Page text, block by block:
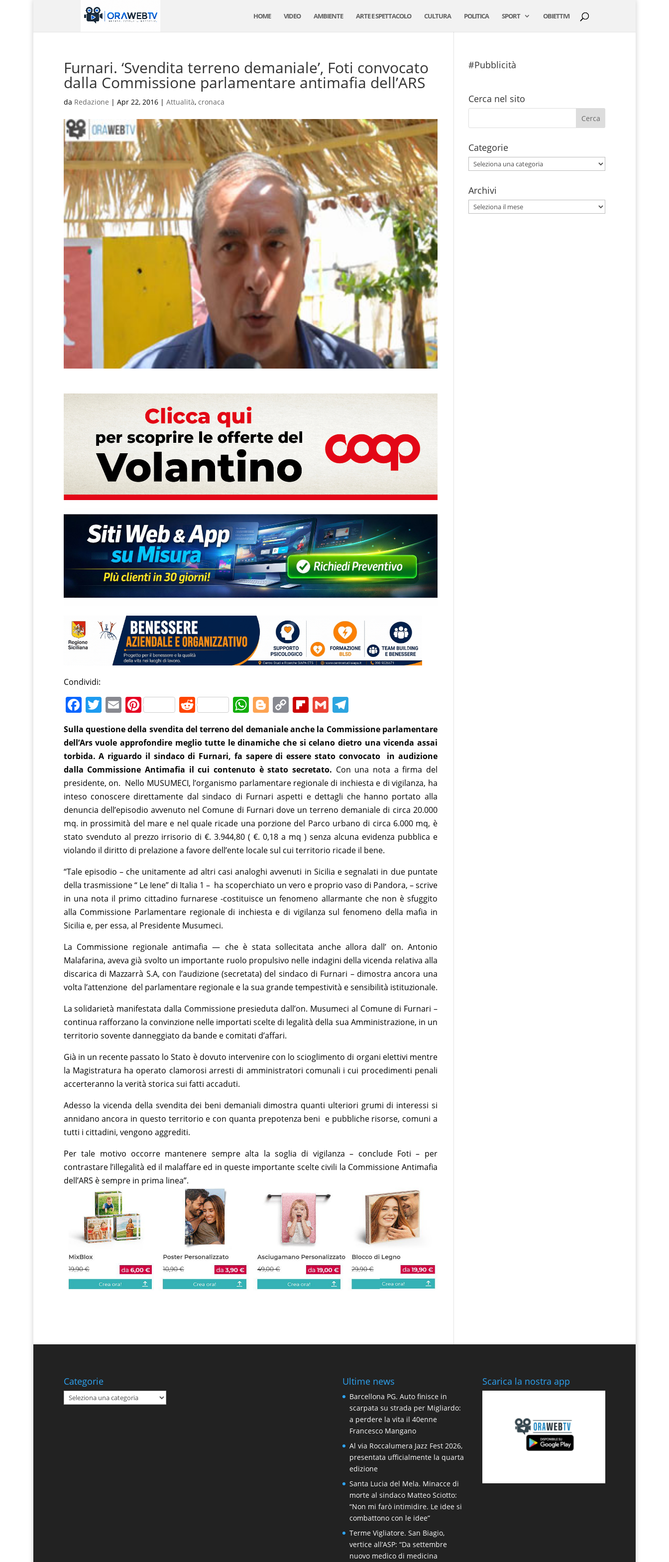
HOME VIDEO AMBIENTE ARTE E SPETTACOLO CULTURA POLITICA SPORT OBIETTIVI
Furnari. ‘Svendita terreno demaniale’, Foti convocato
dalla Commissione parlamentare antimafia dell’ARS
da Redazione | Apr 22, 2016| Attualità, cronaca
Condividi:
F
c
e
b
o
o
k
T
w
itt
er
E
m
ai
l
Pi
nt
er
e
st
R
e
d
di
t
W
h
at
s
A
p
p
Bl
o
g
g
er
C
p
y
Li
n
k
Fl
ip
b
o
ar
d
G
m
ai
l
T
el
e
gr
a
m
Sulla questione della svendita del terreno del demaniale anche la Commissione parlamentare
dell’Ars vuole approfondire meglio tutte le dinamiche che si celano dietro una vicenda assai
torbida. A riguardo il sindaco di Furnari, fa sapere di essere stato convocato in audizione
dalla Commissione Antimafia il cui contenuto è stato secretato. Con una nota a firma del
presidente, on. Nello MUSUMECI, l’organismo parlamentare regionale di inchiesta e di vigilanza, ha
inteso conoscere direttamente dal sindaco di Furnari aspetti e dettagli che hanno portato alla
denuncia dell’episodio avvenuto nel Comune di Furnari dove un terreno demaniale di circa 20.000
mq. in prossimità del mare e nel quale ricade una porzione del Parco urbano di circa 6.000 mq, è
stato svenduto al prezzo irrisorio di €. 3.944,80 ( €. 0,18 a mq ) senza alcuna evidenza pubblica e
violando il diritto di prelazione a favore dell’ente locale sul cui territorio ricade il bene.
“Tale episodio – che unitamente ad altri casi analoghi avvenuti in Sicilia e segnalati in due puntate
della trasmissione “ Le Iene” di Italia 1 – ha scoperchiato un vero e proprio vaso di Pandora, – scrive
in una nota il primo cittadino furnarese -costituisce un fenomeno allarmante che non è sfuggito
alla Commissione Parlamentare regionale di inchiesta e di vigilanza sul fenomeno della mafia in
Sicilia e, per essa, al Presidente Musumeci.
La Commissione regionale antimafia — che è stata sollecitata anche allora dall’ on. Antonio
Malafarina, aveva già svolto un importante ruolo propulsivo nelle indagini della vicenda relativa alla
discarica di Mazzarrà S.A, con l’audizione (secretata) del sindaco di Furnari – dimostra ancora una
volta l’attenzione del parlamentare regionale e la sua grande tempestività e sensibilità istituzionale.
La solidarietà manifestata dalla Commissione presieduta dall’on. Musumeci al Comune di Furnari –
continua rafforzano la convinzione nelle importati scelte di legalità della sua Amministrazione, in un
territorio sovente danneggiato da bande e comitati d’affari.
Già in un recente passato lo Stato è dovuto intervenire con lo scioglimento di organi elettivi mentre
la Magistratura ha operato clamorosi arresti di amministratori comunali i cui procedimenti penali
accerteranno la verità storica sui fatti accaduti.
Adesso la vicenda della svendita dei beni demaniali dimostra quanti ulteriori grumi di interessi si
annidano ancora in questo territorio e con quanta prepotenza beni e pubbliche risorse, comuni a
tutti i cittadini, vengono aggrediti.
Per tale motivo occorre mantenere sempre alta la soglia di vigilanza – conclude Foti – per
contrastare l’illegalità ed il malaffare ed in queste importante scelte civili la Commissione Antimafia
dell’ARS è sempre in prima linea”.
#Pubblicità
Cerca nel sito
Categorie
Categorie
Archivi
Archivi
Categorie
Categorie
Ultime news
Barcellona PG. Auto finisce in
scarpata su strada per Migliardo:
a perdere la vita il 40enne
Francesco Mangano
Al via Roccalumera Jazz Fest 2026,
presentata ufficialmente la quarta
edizione
Santa Lucia del Mela. Minacce di
morte al sindaco Matteo Sciotto:
“Non mi farò intimidire. Le idee si
combattono con le idee”
Terme Vigliatore. San Biagio,
vertice all’ASP: “Da settembre
nuovo medico di medicina
Scarica la nostra app